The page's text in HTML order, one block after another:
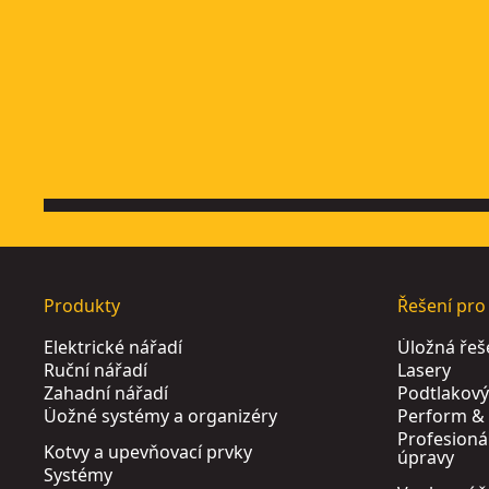
Produkty
Elektrické nářadí
Ruční nářadí
Zahadní nářadí
Úožné systémy a organizéry
Kotvy a upevňovací prvky
Systémy
Řešení
Úložná
Lasery
Podtlakový
Perform
úpravy